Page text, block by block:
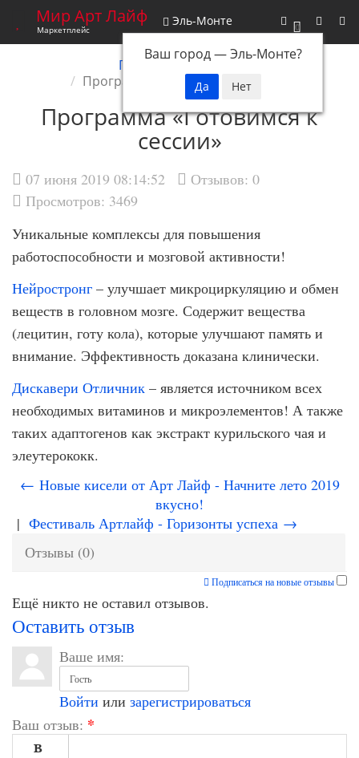
0
Мир Арт Лайф
Маркетплейс
Эль-Монте
Ваш город —Эль-Монте?
Главная
Новости
Программа «Готовимся к сессии»
Программа «Готовимся к
сессии»
07 июня 2019 08:14:52 Отзывов: 0
Просмотров: 3469
Уникальные комплексы для повышения
работоспособности и мозговой активности!
Нейростронг – улучшает микроциркуляцию и обмен
веществ в головном мозге. Содержит вещества
(лецитин, готу кола), которые улучшают память и
внимание. Эффективность доказана клинически.
Дискавери Отличник – является источником всех
необходимых витаминов и микроэлементов! А также
таких адаптогенов как экстракт курильского чая и
элеутерококк.
← Новые кисели от Арт Лайф - Начните лето 2019
вкусно!
| Фестиваль Артлайф - Горизонты успеха →
Отзывы (0)
Подписаться на новые отзывы
Ещё никто не оставил отзывов.
Оставить отзыв
Ваше имя:
Войти или зарегистрироваться
Ваш отзыв: *
